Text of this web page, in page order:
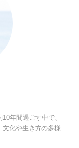
年間過ごす中で、
文化や生き方の多様